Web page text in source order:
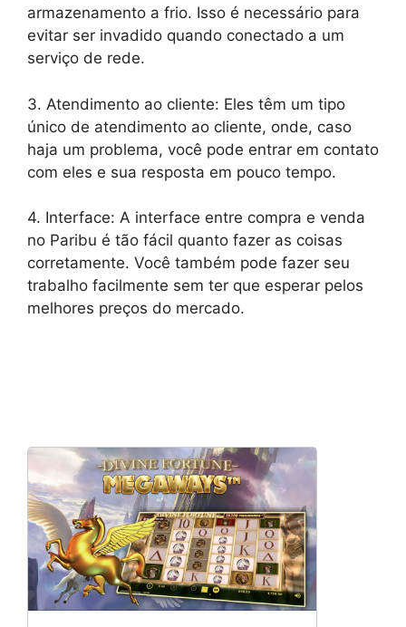
armazenamento a frio. Isso é necessário para
evitar ser invadido quando conectado a um
serviço de rede.
3. Atendimento ao cliente: Eles têm um tipo
único de atendimento ao cliente, onde, caso
haja um problema, você pode entrar em contato
com eles e sua resposta em pouco tempo.
4. Interface: A interface entre compra e venda
no Paribu é tão fácil quanto fazer as coisas
corretamente. Você também pode fazer seu
trabalho facilmente sem ter que esperar pelos
melhores preços do mercado.